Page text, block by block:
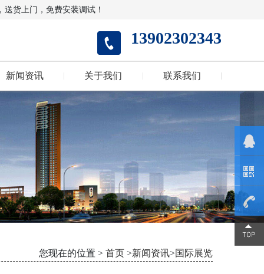
货上门，免费安装调试！
13902302343
新闻资讯 关于我们 联系我们
您现在的位置 > 首页 >新闻资讯>国际展览
1390230